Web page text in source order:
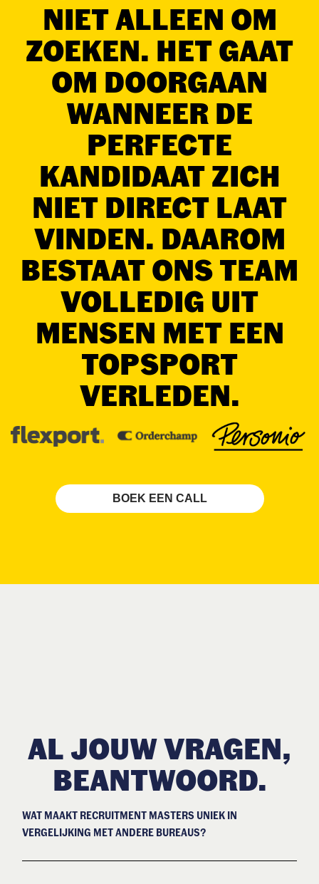
NIET ALLEEN OM
ZOEKEN. HET GAAT
OM DOORGAAN
WANNEER DE
PERFECTE
KANDIDAAT ZICH
NIET DIRECT LAAT
VINDEN. DAAROM
BESTAAT ONS TEAM
VOLLEDIG UIT
MENSEN MET EEN
TOPSPORT
VERLEDEN.
BOEK EEN CALL
AL JOUW VRAGEN,
BEANTWOORD.
WAT MAAKT RECRUITMENT MASTERS UNIEK IN
VERGELIJKING MET ANDERE BUREAUS?